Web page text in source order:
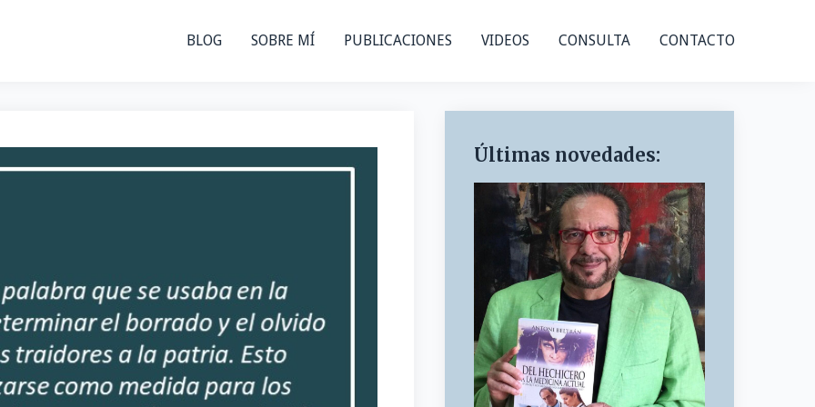
BLOG SOBRE MÍ PUBLICACIONES VIDEOS CONSULTA CONTACTO
Últimas novedades: